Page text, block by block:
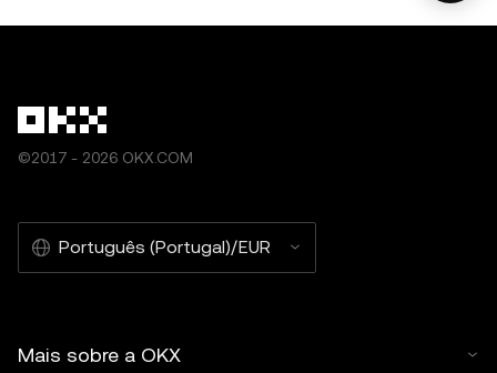
©2017 - 2026 OKX.COM
Português (Portugal)/EUR
Mais sobre a OKX